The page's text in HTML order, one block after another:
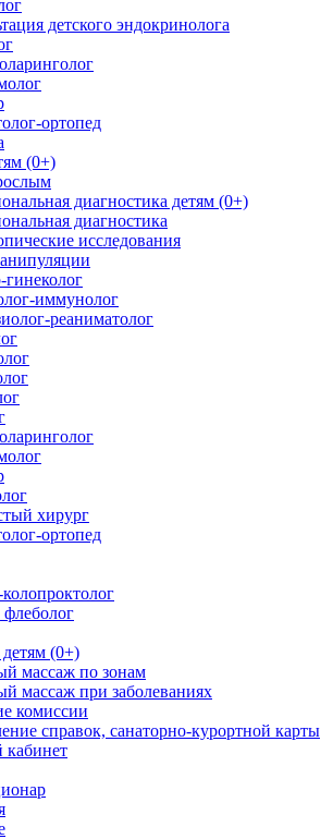
детского эндокринолога
ортопед
(0+)
диагностика детям (0+)
диагностика
исследования
иммунолог
реаниматолог
хирург
ортопед
(0+)
массаж по зонам
массаж при заболеваниях
комиссии
справок, санаторно-курортной карты